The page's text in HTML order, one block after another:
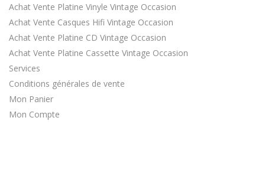
Achat Vente Platine Vinyle Vintage Occasion
Achat Vente Casques Hifi Vintage Occasion
Achat Vente Platine CD Vintage Occasion
Achat Vente Platine Cassette Vintage Occasion
Services
Conditions générales de vente
Mon Panier
Mon Compte